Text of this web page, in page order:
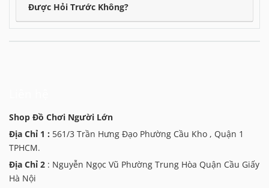
Được Hỏi Trước Không?
Shop Đồ Chơi Người Lớn
Địa Chỉ 1 : 561/3 Trần Hưng Đạo Phường Cầu Kho , Quận 1
TPHCM.
Địa Chỉ 2 : Nguyễn Ngọc Vũ Phường Trung Hòa Quận Cầu Giấy
Hà Nội